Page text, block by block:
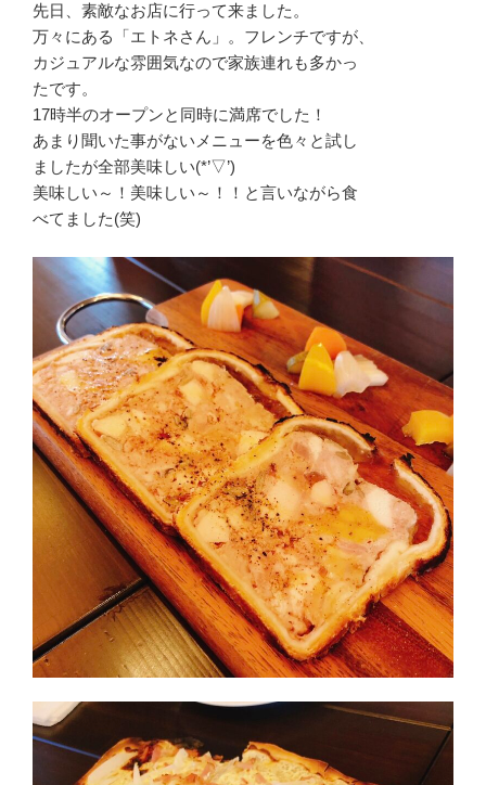
先日、素敵なお店に行って来ました。
万々にある「エトネさん」。フレンチですが、
カジュアルな雰囲気なので家族連れも多かっ
たです。
17時半のオープンと同時に満席でした！
あまり聞いた事がないメニューを色々と試し
ましたが全部美味しい(*’▽’)
美味しい～！美味しい～！！と言いながら食
べてました(笑)